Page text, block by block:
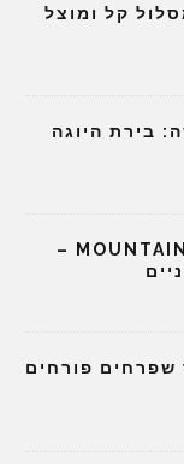
קל ומוצל
בירת היוגה
מבחן שטח: MOUNTAIN EQUIPMENT COMICI –
שפרחים פורחים